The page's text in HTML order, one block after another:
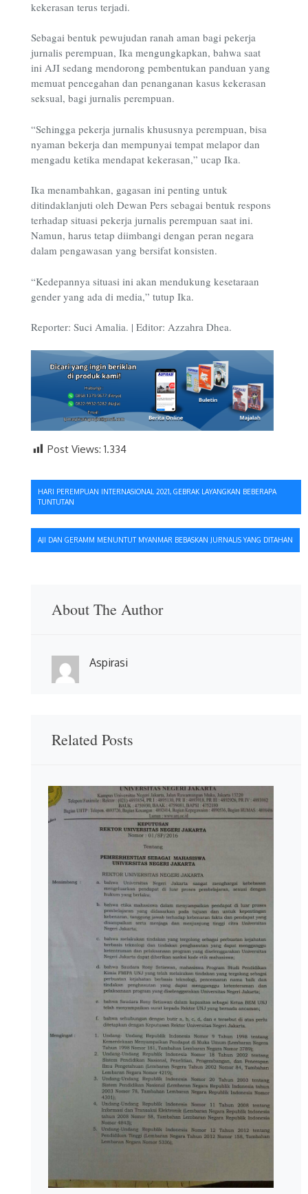
kekerasan terus terjadi.
Sebagai bentuk pewujudan ranah aman bagi pekerja
jurnalis perempuan, Ika mengungkapkan, bahwa saat
ini AJI sedang mendorong pembentukan panduan yang
memuat pencegahan dan penanganan kasus kekerasan
seksual, bagi jurnalis perempuan.
“Sehingga pekerja jurnalis khususnya perempuan, bisa
nyaman bekerja dan mempunyai tempat melapor dan
mengadu ketika mendapat kekerasan,” ucap Ika.
Ika menambahkan, gagasan ini penting untuk
ditindaklanjuti oleh Dewan Pers sebagai bentuk respons
terhadap situasi pekerja jurnalis perempuan saat ini.
Namun, harus tetap diimbangi dengan peran negara
dalam pengawasan yang bersifat konsisten.
“Kedepannya situasi ini akan mendukung kesetaraan
gender yang ada di media,” tutup Ika.
Reporter: Suci Amalia. | Editor: Azzahra Dhea.
Post Views: 1.334
Navigasi
pos
HARI PEREMPUAN INTERNASIONAL 2021, GEBRAK LAYANGKAN BEBERAPA
TUNTUTAN
AJI DAN GERAMM MENUNTUT MYANMAR BEBASKAN JURNALIS YANG DITAHAN
About The Author
Aspirasi
Related Posts